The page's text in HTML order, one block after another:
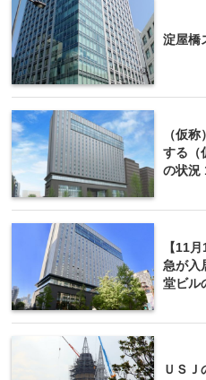
淀屋橋
（仮
する（
の状況
【11
急が入
堂ビル
ＵＳＪ